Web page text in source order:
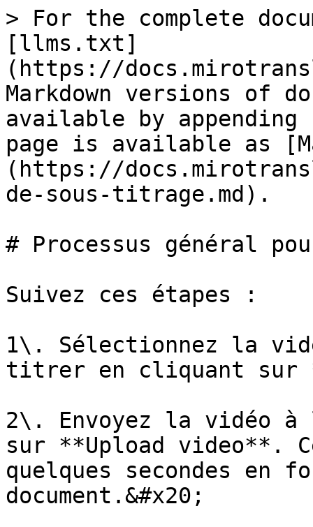
> For the complete
[llms.txt]
(https://
Markdown versions of
available by
page is available as
(https://
de-sous-titrage.md).
# Processus général
Suivez ces étapes :
1\. Sélectionnez la
titrer en cliquant sur
2\. Envoyez la vidéo
sur **Upload video**.
quelques secondes en
document.&#x20;